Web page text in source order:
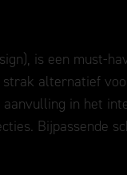
is een must-
strak alternatief
aanvulling in het
Bijpassende